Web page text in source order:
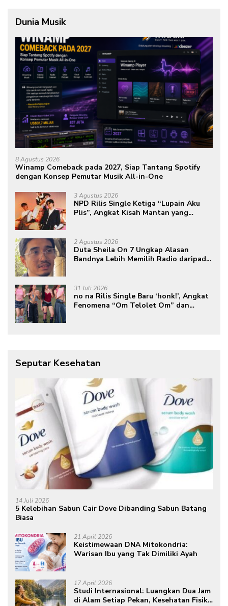
Dunia Musik
8 Agustus 2026
Winamp Comeback pada 2027, Siap Tantang Spotify
dengan Konsep Pemutar Musik All-in-One
3 Agustus 2026
NPD Rilis Single Ketiga “Lupain Aku
Plis”, Angkat Kisah Mantan yang
2 Agustus 2026
Duta Sheila On 7 Ungkap Alasan
Bandnya Lebih Memilih Radio daripada
31 Juli 2026
no na Rilis Single Baru ‘honk!’, Angkat
Fenomena “Om Telolet Om” dan
Seputar Kesehatan
14 Juli 2026
5 Kelebihan Sabun Cair Dove Dibanding Sabun Batang
Biasa
21 April 2026
Keistimewaan DNA Mitokondria:
Warisan Ibu yang Tak Dimiliki Ayah
17 April 2026
Studi Internasional: Luangkan Dua Jam
di Alam Setiap Pekan, Kesehatan Fisik